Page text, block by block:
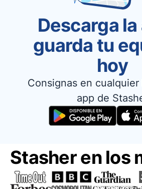
Descarga
guarda tu
hoy
Consignas en
app de
Stasher en los